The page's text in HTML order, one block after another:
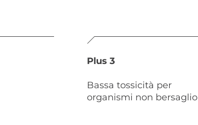
Plus 3
Bassa tossicità per
organismi non bersaglio